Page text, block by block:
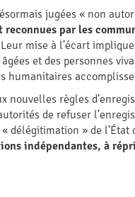
jugées « non
reconnues par les
mise à l’écart
et des personnes
humanitaires
nouvelles règles
de refuser
délégitimation » de
indépendantes, à